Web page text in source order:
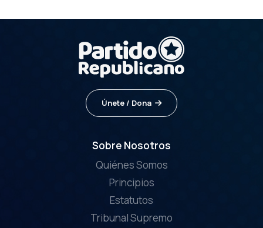
Únete / Dona
Sobre Nosotros
Quiénes Somos
Principios
Estatutos
Tribunal Supremo